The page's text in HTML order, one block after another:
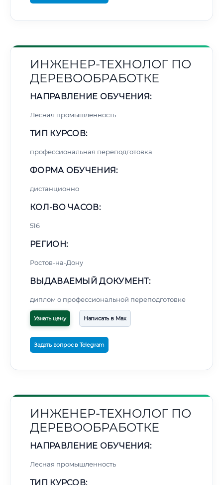
ИНЖЕНЕР-ТЕХНОЛОГ ПО
ДЕРЕВООБРАБОТКЕ
НАПРАВЛЕНИЕ ОБУЧЕНИЯ:
Лесная промышленность
ТИП КУРСОВ:
профессиональная переподготовка
ФОРМА ОБУЧЕНИЯ:
дистанционно
КОЛ-ВО ЧАСОВ:
516
РЕГИОН:
Ростов-на-Дону
ВЫДАВАЕМЫЙ ДОКУМЕНТ:
диплом о профессиональной переподготовке
Узнать цену Написать в Max
Задать вопрос в Telegram
ИНЖЕНЕР-ТЕХНОЛОГ ПО
ДЕРЕВООБРАБОТКЕ
НАПРАВЛЕНИЕ ОБУЧЕНИЯ:
Лесная промышленность
ТИП КУРСОВ: